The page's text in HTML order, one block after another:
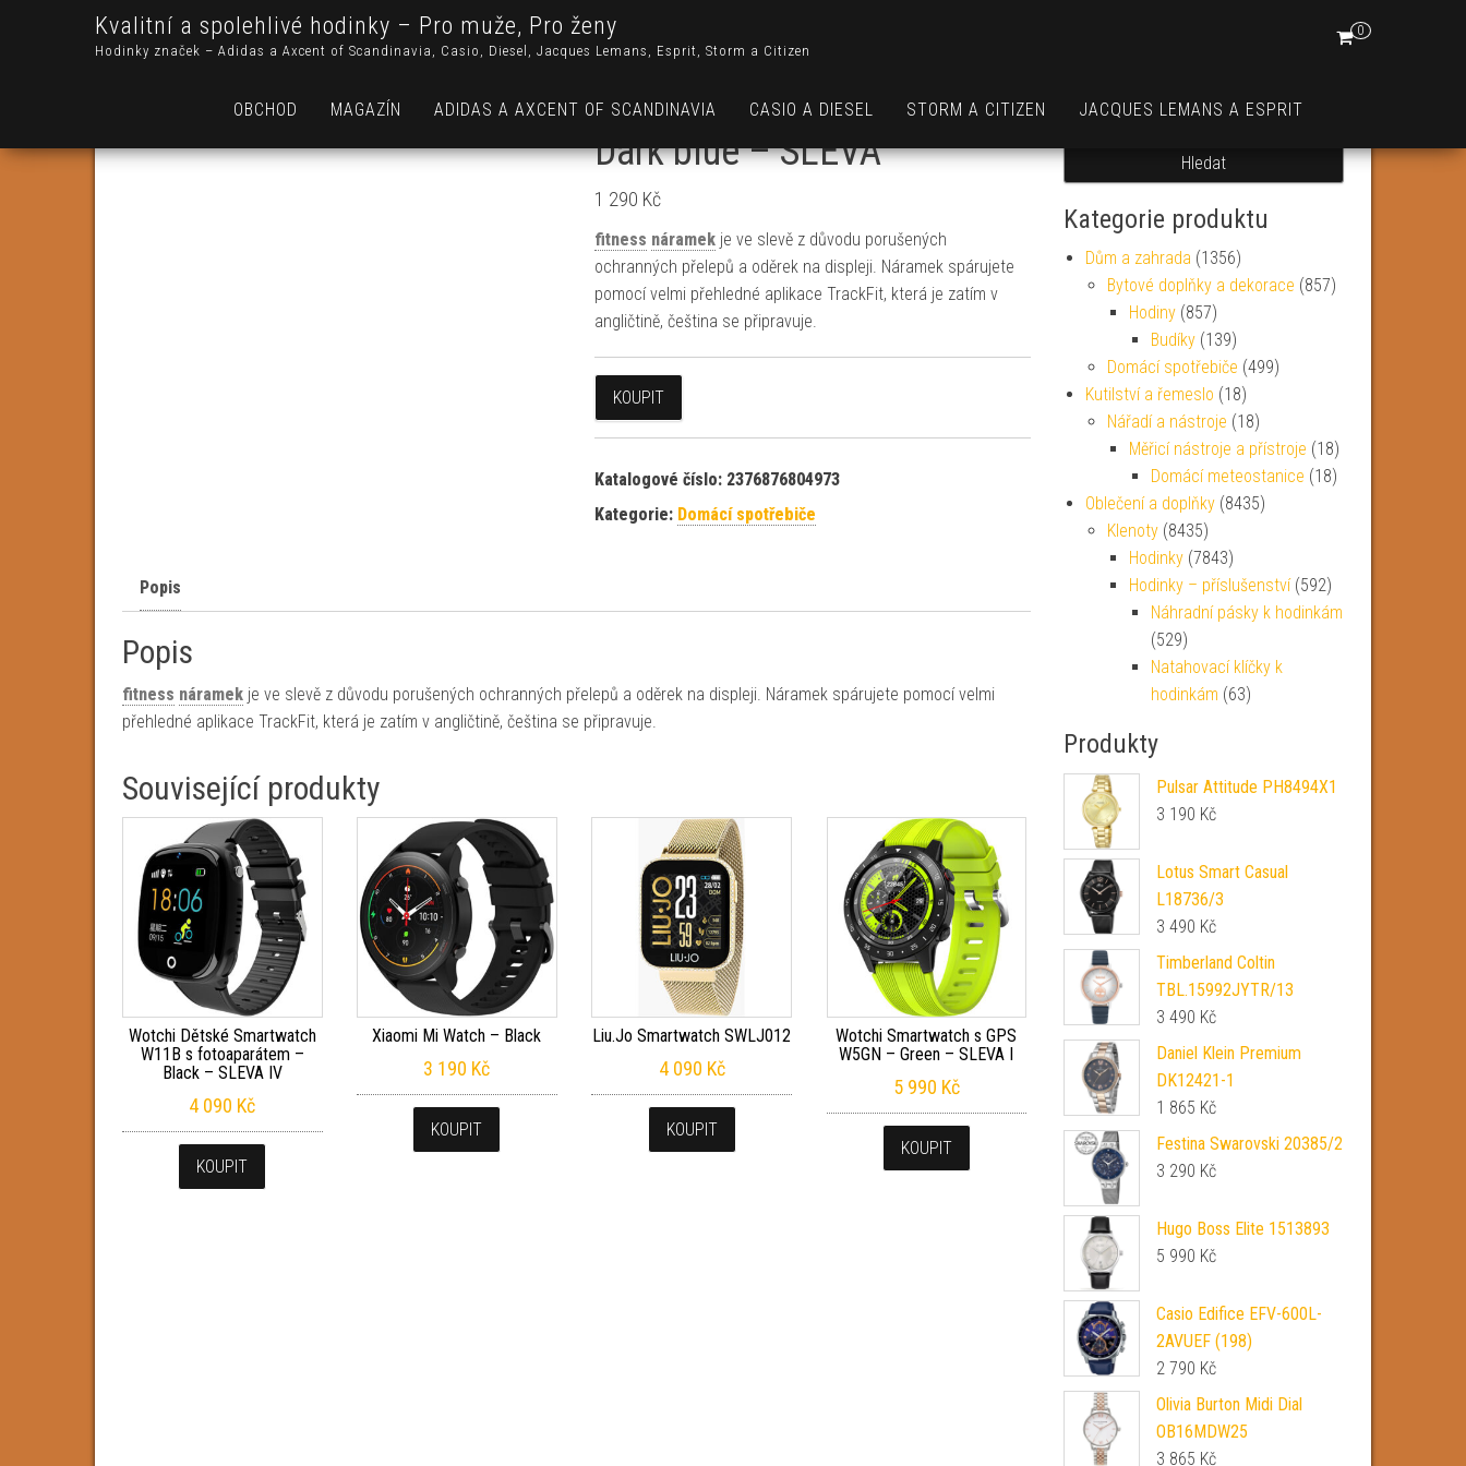
Kvalitní a spolehlivé hodinky – Pro muže, Pro ženy
Hodinky značek – Adidas a Axcent of Scandinavia, Casio, Diesel, Jacques Lemans, Esprit, Storm a Citizen
0
OBCHOD MAGAZÍN ADIDAS A AXCENT OF SCANDINAVIA CASIO A DIESEL STORM A CITIZEN JACQUES LEMANS A ESPRIT
CUBE1 Smart band H30
Dark blue – SLEVA
1 290 Kč
fitness náramekje ve slevě z důvodu porušených
ochranných přelepů a oděrek na displeji. Náramek spárujete
pomocí velmi přehledné aplikace TrackFit, která je zatím v
angličtině, čeština se připravuje.
KOUPIT
Katalogové číslo: 2376876804973
Kategorie: Domácí spotřebiče
Popis
Popis
fitness náramek je ve slevě z důvodu porušených ochranných přelepů a oděrek na displeji. Náramek spárujete pomocí velmi
přehledné aplikace TrackFit, která je zatím v angličtině, čeština se připravuje.
Související produkty
Wotchi Dětské Smartwatch
W11B s fotoaparátem –
Black – SLEVA IV
4 090 Kč
KOUPIT
Xiaomi Mi Watch – Black
3 190 Kč
KOUPIT
Liu.Jo Smartwatch SWLJ012
4 090 Kč
KOUPIT
Wotchi Smartwatch s GPS
W5GN – Green – SLEVA I
5 990 Kč
KOUPIT
Hledat:
Hledat
Kategorie produktu
Dům a zahrada (1356)
Bytové doplňky a dekorace (857)
Hodiny (857)
Budíky (139)
Domácí spotřebiče (499)
Kutilství a řemeslo (18)
Nářadí a nástroje (18)
Měřicí nástroje a přístroje (18)
Domácí meteostanice (18)
Oblečení a doplňky (8435)
Klenoty (8435)
Hodinky (7843)
Hodinky – příslušenství (592)
Náhradní pásky k hodinkám
(529)
Natahovací klíčky k
hodinkám (63)
Produkty
Pulsar Attitude PH8494X1
3 190 Kč
Lotus Smart Casual
L18736/3
3 490 Kč
Timberland Coltin
TBL.15992JYTR/13
3 490 Kč
Daniel Klein Premium
DK12421-1
1 865 Kč
Festina Swarovski 20385/2
3 290 Kč
Hugo Boss Elite 1513893
5 990 Kč
Casio Edifice EFV-600L-
2AVUEF (198)
2 790 Kč
Olivia Burton Midi Dial
OB16MDW25
3 865 Kč